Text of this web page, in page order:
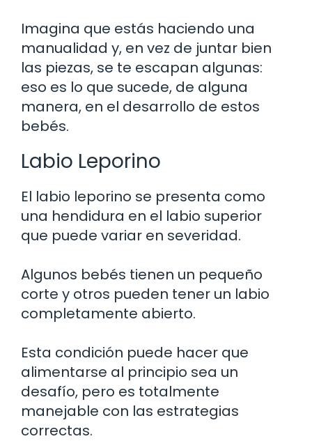
Imagina que estás haciendo una
manualidad y, en vez de juntar bien
las piezas, se te escapan algunas:
eso es lo que sucede, de alguna
manera, en el desarrollo de estos
bebés.
Labio Leporino
El labio leporino se presenta como
una hendidura en el labio superior
que puede variar en severidad.
Algunos bebés tienen un pequeño
corte y otros pueden tener un labio
completamente abierto.
Esta condición puede hacer que
alimentarse al principio sea un
desafío, pero es totalmente
manejable con las estrategias
correctas.